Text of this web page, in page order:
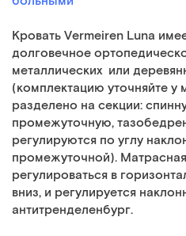
Кровать Vermeiren Luna
долговечное
металлических или
(комплектацию уточняйте
разделено на секции:
промежуточную,
регулируются по углу
промежуточной).
регулироваться в
вниз, и регулируется
антитренделенбург.